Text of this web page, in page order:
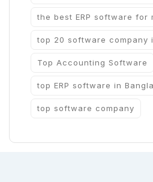
the best ERP software for
top 20 software company
Top Accounting Software
top ERP software in
top software company